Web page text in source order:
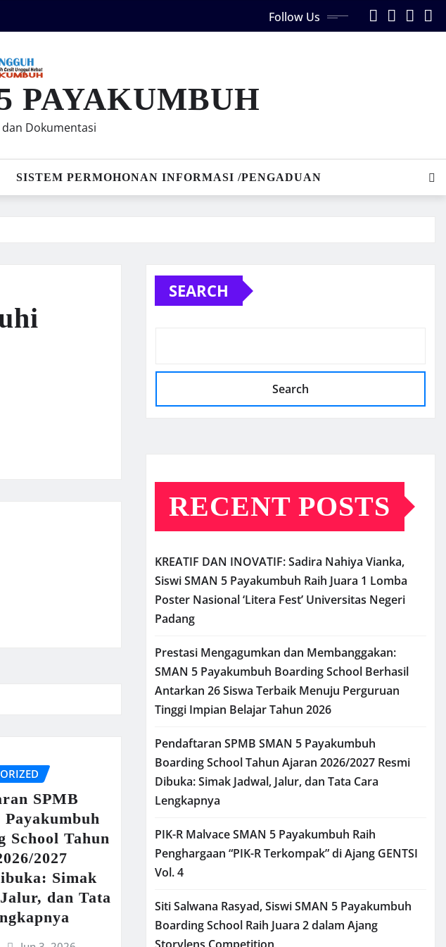
Follow Us
PAYAKUMBUH
Dokumentasi
SISTEM PERMOHONAN INFORMASI /PENGADUAN
SPMB
Payakumbuh
School Tahun
2027
Simak
dan Tata
SEARCH
Search
RECENT POSTS
KREATIF DAN INOVATIF: Sadira Nahiya Vianka,
Siswi SMAN 5 Payakumbuh Raih Juara 1 Lomba
Poster Nasional ‘Litera Fest’ Universitas Negeri
Padang
Prestasi Mengagumkan dan Membanggakan:
SMAN 5 Payakumbuh Boarding School Berhasil
Antarkan 26 Siswa Terbaik Menuju Perguruan
Tinggi Impian Belajar Tahun 2026
Pendaftaran SPMB SMAN 5 Payakumbuh
Boarding School Tahun Ajaran 2026/2027 Resmi
Dibuka: Simak Jadwal, Jalur, dan Tata Cara
Lengkapnya
PIK-R Malvace SMAN 5 Payakumbuh Raih
Penghargaan “PIK-R Terkompak” di Ajang GENTSI
Vol. 4
Siti Salwana Rasyad, Siswi SMAN 5 Payakumbuh
Boarding School Raih Juara 2 dalam Ajang